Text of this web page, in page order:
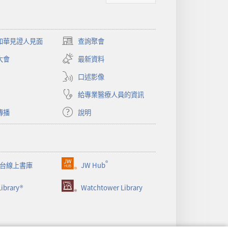
華見證人見面 查詢聚會
（開
啟
新
視
窗）
會
最新資料
口述影像
給專業醫療人員的資訊
播
說明
線上書庫 JW Hub®
（開
啟
新
Watchtower Library